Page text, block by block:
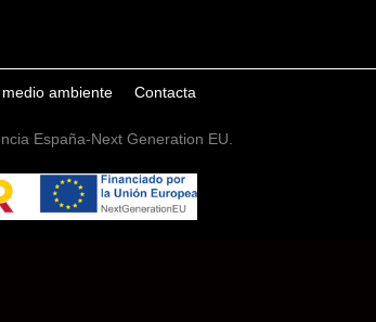
ambiente Contacta
España-Next Generation EU.